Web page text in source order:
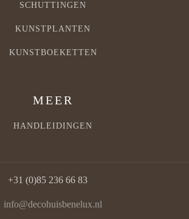
SCHUTTINGEN
KUNSTPLANTEN
KUNSTBOEKETTEN
MEER
HANDLEIDINGEN
+31 (0)85 236 66 83
info@decohuisbenelux.nl